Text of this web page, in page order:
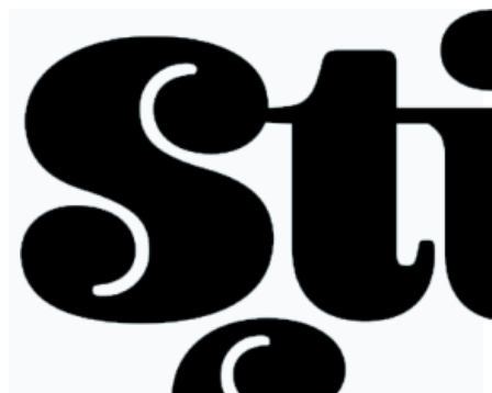
contenido